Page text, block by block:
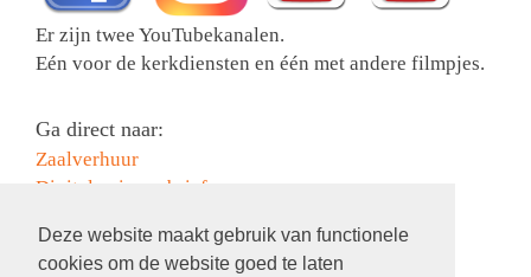
Deze website maakt gebruik van functionele
cookies om de website goed te laten
Er zijn twee YouTubekanalen.
Eén voor de kerkdiensten en één met andere filmpjes.
Ga direct naar:
Zaalverhuur
Digitale nieuwsbrief
Activiteiten